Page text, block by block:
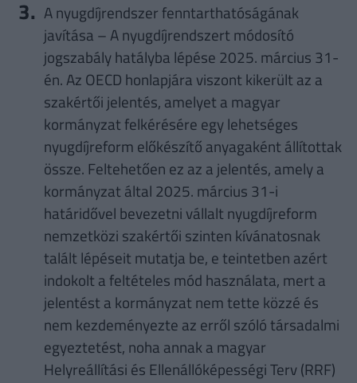
A nyugdíjrendszer fenntarthatóságának
javítása – A nyugdíjrendszert módosító
jogszabály hatályba lépése 2025. március 31-
én. Az OECD honlapjára viszont kikerült az a
szakértői jelentés, amelyet a magyar
kormányzat felkérésére egy lehetséges
nyugdíjreform előkészítő anyagaként állítottak
össze. Feltehetően ez az a jelentés, amely a
kormányzat által 2025. március 31-i
határidővel bevezetni vállalt nyugdíjreform
nemzetközi szakértői szinten kívánatosnak
talált lépéseit mutatja be, e teintetben azért
indokolt a feltételes mód használata, mert a
jelentést a kormányzat nem tette közzé és
nem kezdeményezte az erről szóló társadalmi
egyeztetést, noha annak a magyar
Helyreállítási és Ellenállóképességi Terv (RRF)